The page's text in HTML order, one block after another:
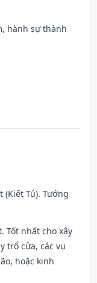
hành sự thành
(Kiết Tú). Tướng
Tốt nhất cho xây
trổ cửa, các vụ
hoặc kinh